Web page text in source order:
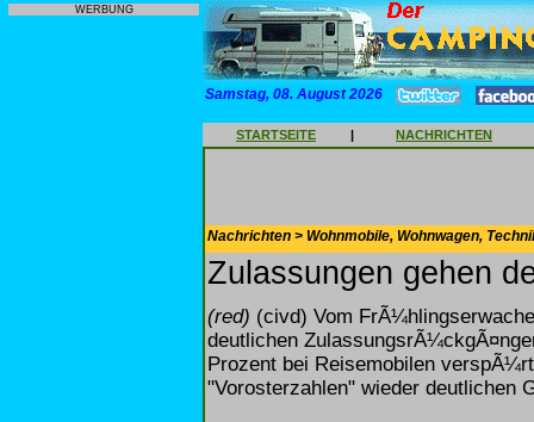
WERBUNG
Samstag, 08. August 2026
STARTSEITE | NACHRICHTEN
Nachrichten > Wohnmobile, Wohnwagen,
Zulassungen gehen
(red) (civd) Vom
deutlichen
Prozent bei Reisemobilen
"Vorosterzahlen" wieder deutlichen